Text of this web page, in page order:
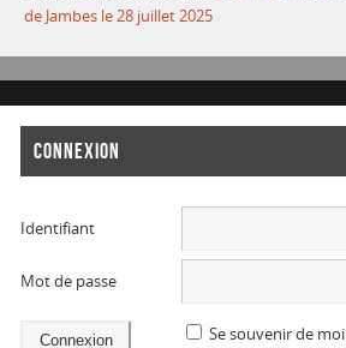
de Jambes le 28 juillet 2025
CONNEXION
Identifiant
Mot de passe
Se souvenir de moi